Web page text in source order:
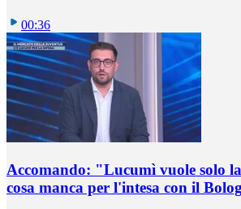
00:36
Accomando: "Lucumì vuole solo
cosa manca per l'intesa con il